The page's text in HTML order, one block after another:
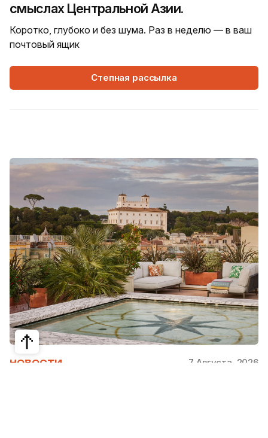
смыслах Центральной Азии.
Коротко, глубоко и без шума. Раз в неделю — в ваш
почтовый ящик
Степная рассылка
НОВОСТИ 7 Августа, 2026